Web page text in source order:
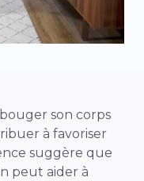
son corps
à favoriser
suggère que
peut aider à